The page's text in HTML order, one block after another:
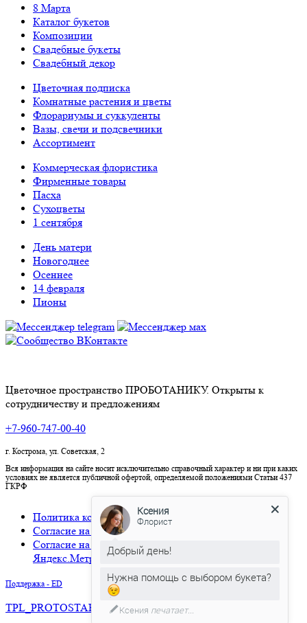
8 Марта
Каталог букетов
Композиции
Свадебные букеты
Свадебный декор
Цветочная подписка
Комнатные растения и цветы
Флорариумы и суккуленты
Вазы, свечи и подсвечники
Ассортимент
Коммерческая флористика
Фирменные товары
Пасха
Сухоцветы
1 сентября
День матери
Новогоднее
Осеннее
14 февраля
Пионы
Цветочное пространство ПРОБОТАНИКУ. Открыты к
сотрудничеству и предложениям
+7-960-747-00-40
г. Кострома, ул. Советская, 2
Вся информация на сайте носит исключительно справочный характер и ни при каких
условиях не является публичной офертой, определяемой положениями Статьи 437
ГКРФ
Политика конфиденциальности
Согласие на обработку персональных данных
Согласие на использование cookies и сервиса
Яндекс.Метрика
Поддержка - ED
TPL_PROTOSTAR_BACKTOTOP
Ксения
Флорист
Добрый день!
Нужна помощь с выбором букета?
Ксения печатает...